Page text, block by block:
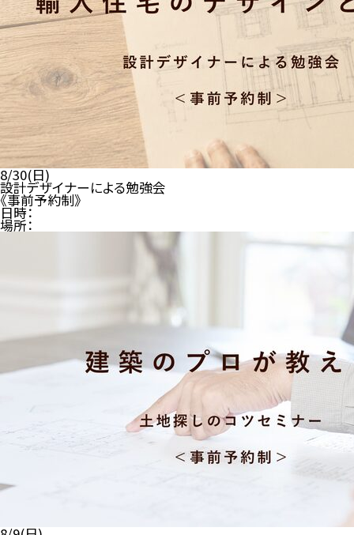
8/30(日)
設計デザイナーによる勉強会
《事前予約制》
日時：
場所：